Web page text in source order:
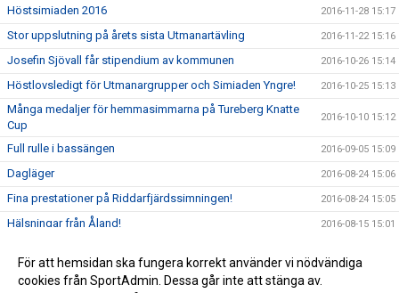
Höstsimiaden 2016 2016-11-28 15:17
Stor uppslutning på årets sista Utmanartävling 2016-11-22 15:16
Josefin Sjövall får stipendium av kommunen 2016-10-26 15:14
Höstlovsledigt för Utmanargrupper och Simiaden Yngre! 2016-10-25 15:13
Många medaljer för hemmasimmarna på Tureberg Knatte
Cup
2016-10-10 15:12
Full rulle i bassängen 2016-09-05 15:09
Dagläger 2016-08-24 15:06
Fina prestationer på Riddarfjärdssimningen! 2016-08-24 15:05
Hälsningar från Åland! 2016-08-15 15:01
vatten!
2016-08-15 14:48
2016-03-29 14:19
För att hemsidan ska fungera korrekt använder vi nödvändiga
cookies från SportAdmin. Dessa går inte att stänga av.